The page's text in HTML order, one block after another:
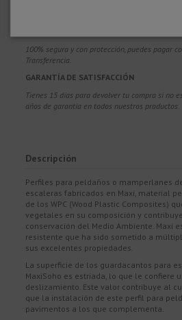
100% segura y con protección, puedes pagar
Transferencia.
GARANTÍA DE SATISFACCIÓN
Tienes 15 días para devolver tu compra si no
años de garantía en todos nuestros productos.
Descripción
Perfiles para peldaños o mamperlanes
escaleras fabricados en Maxi, material
de los WPC (Wood Plastic Composites)
vegetales en su composición y
conservación del Medio Ambiente. Maxi
resistente que ha sido sometido a
sus excelentes propiedades.
La superficie de los guardacantos para
MaxiSoho es estriada, lo que le confiere
deslizamiento. Este valor contribuye al
que la instalación de este perfil para
pavimentos a los que complementa.